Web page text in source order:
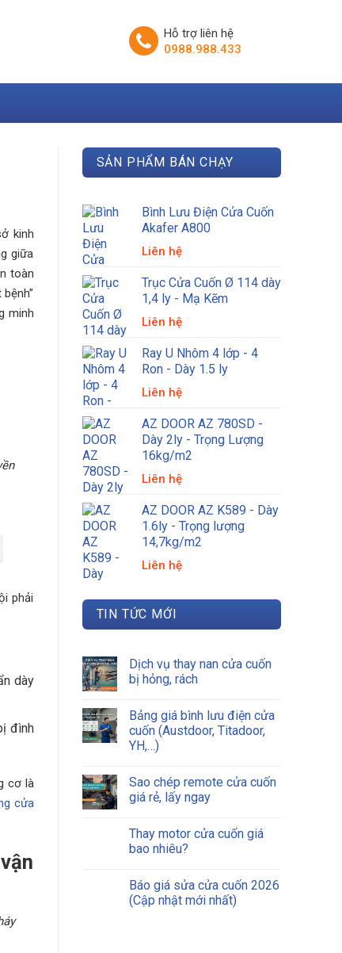
Hỗ trợ liên hệ
0988.988.433
kinh
giữa
toàn
minh
phải
dày
đình
cơ là
cửa
SẢN PHẨM BÁN CHẠY
Bình Lưu Điện Cửa Cuốn
Akafer A800
Liên hệ
Trục Cửa Cuốn Ø 114 dày
1,4 ly - Mạ Kẽm
Liên hệ
Ray U Nhôm 4 lớp - 4
Ron - Dày 1.5 ly
Liên hệ
AZ DOOR AZ 780SD -
Dày 2ly - Trọng Lượng
16kg/m2
Liên hệ
AZ DOOR AZ K589 - Dày
1.6ly - Trọng lượng
14,7kg/m2
Liên hệ
TIN TỨC MỚI
Dịch vụ thay nan cửa cuốn
bị hỏng, rách
Bảng giá bình lưu điện cửa
cuốn (Austdoor, Titadoor,
YH,…)
Sao chép remote cửa cuốn
giá rẻ, lấy ngay
Thay motor cửa cuốn giá
bao nhiêu?
Báo giá sửa cửa cuốn 2026
(Cập nhật mới nhất)